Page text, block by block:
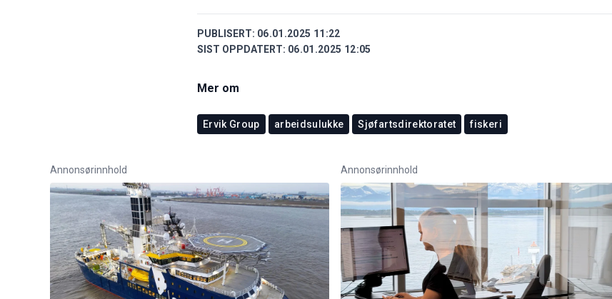
PUBLISERT: 06.01.2025 11:22
SIST OPPDATERT: 06.01.2025 12:05
Mer om
Ervik Group arbeidsulukke Sjøfartsdirektoratet fiskeri
Annonsørinnhold Annonsørinnhold